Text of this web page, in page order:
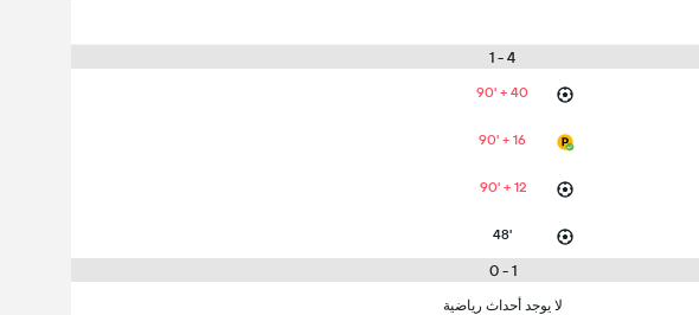
4 - 1
90' + 40
90' + 16
90' + 12
48'
1 - 0
لا يوجد أحداث رياضية